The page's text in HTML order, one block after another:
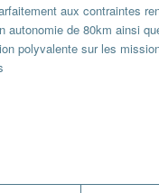
aux contraintes
autonomie de 80km ainsi
polyvalente sur les